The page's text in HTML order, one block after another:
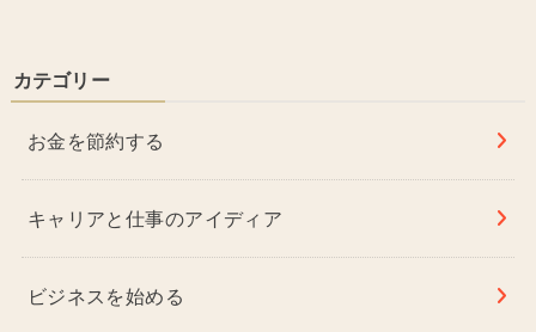
カテゴリー
お金を節約する
キャリアと仕事のアイディア
ビジネスを始める